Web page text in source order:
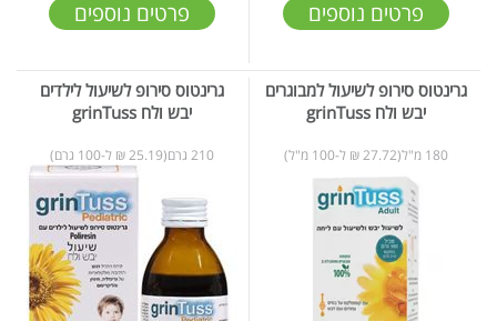
פרטים נוספים פרטים נוספים
גרינטוס סירופ לשיעול למבוגרים
יבש ולח grinTuss
180 מ"ל(27.72 ₪ ל-100 מ"ל)
גרינטוס סירופ לשיעול לילדים
יבש ולח grinTuss
210 גרם(25.19 ₪ ל-100 גרם)